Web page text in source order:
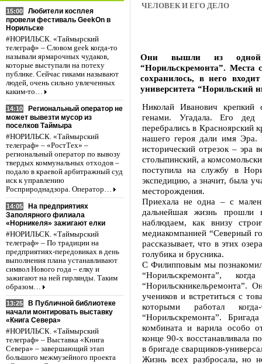
15:00
Любители косплея
провели фестиваль GeekOn в
Норильске
#НОРИЛЬСК. «Таймырский
телеграф» – Словом geek когда-то
называли ярмарочных чудаков,
которые выступали на потеху
публике. Сейчас гиками называют
людей, очень сильно увлеченных
каким-то…
14:10
Региональный оператор не
может вывезти мусор из
поселков Таймыра
#НОРИЛЬСК. «Таймырский
телеграф» – «РостТех» –
региональный оператор по вывозу
твердых коммунальных отходов –
подало в краевой арбитражный суд
иск к управлению
Росприроднадзора. Оператор…
14:05
На предприятиях
Заполярного филиала
«Норникеля» зажигают елки
#НОРИЛЬСК. «Таймырский
телеграф» – По традиции на
предприятиях-передовиках в день
выполнения плана устанавливают
символ Нового года – елку и
зажигают на ней гирлянды. Таким
образом…
13:25
В Публичной библиотеке
начали монтировать выставку
«Книга Севера»
#НОРИЛЬСК. «Таймырский
телеграф» – Выставка «Книга
Севера» – завершающий этап
большого межмузейного проекта
ЧЕЛОВЕК И ЕГО ДЕЛО
Они вышли из одной
“Норильскремонта”. Места
сохранилось, в него
университета
Николай Иванович
генами. Угадала. Его
перебрались в Красноярский
нашего героя дали имя Эра.
исторический отрезок – эра
столыпинский, а
поступила на службу в
экспедицию, а значит, была
месторождения.
Приехала не одна – с
дальнейшая жизнь прошли
наблюдаем, как внизу
медиакомпанией “Северный
рассказывает, что в этих
голубика и брусника.
С Филипповым мы
“Норильскремонта”,
“Норильскникельремонта”.
учеников и встретиться с
которыми работал
“Норильскремонта”.
комбината и варила особо
конце 90-х восстанавливала
в бригаде сварщиков-
Жизнь всех разбросала, но